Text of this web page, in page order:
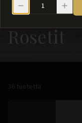
Rosetit
36 tuotetta